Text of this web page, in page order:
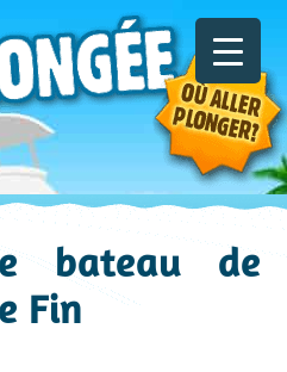
bateau de
Fin